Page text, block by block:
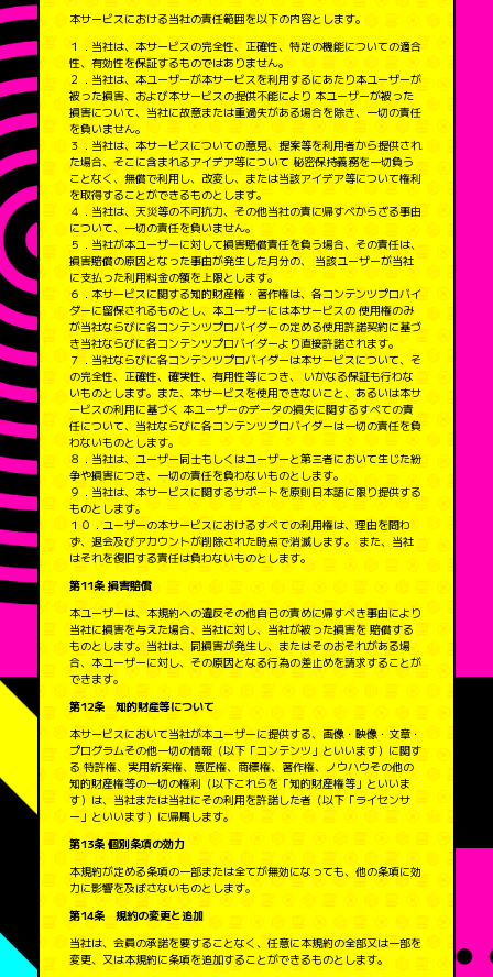
本サービスにおける当社の責任範囲を以下の内容とします。
１．当社は、本サービスの完全性、正確性、特定の機能についての適合
性、有効性を保証するものではありません。
２．当社は、本ユーザーが本サービスを利用するにあたり本ユーザーが
被った損害、および本サービスの提供不能により 本ユーザーが被った
損害について、当社に故意または重過失がある場合を除き、一切の責任
を負いません。
３．当社は、本サービスについての意見、提案等を利用者から提供され
た場合、そこに含まれるアイデア等について 秘密保持義務を一切負う
ことなく、無償で利用し、改変し、または当該アイデア等について権利
を取得することができるものとします。
４．当社は、天災等の不可抗力、その他当社の責に帰すべからざる事由
について、一切の責任を負いません。
５．当社が本ユーザーに対して損害賠償責任を負う場合、その責任は、
損害賠償の原因となった事由が発生した月分の、 当該ユーザーが当社
に支払った利用料金の額を上限とします。
６．本サービスに関する知的財産権・著作権は、各コンテンツプロバイ
ダーに留保されるものとし、本ユーザーには本サービスの 使用権のみ
が当社ならびに各コンテンツプロバイダーの定める使用許諾契約に基づ
き当社ならびに各コンテンツプロバイダーより直接許諾されます。
７．当社ならびに各コンテンツプロバイダーは本サービスについて、そ
の完全性、正確性、確実性、有用性等につき、 いかなる保証も行わな
いものとします。また、本サービスを使用できないこと、あるいは本サ
ービスの利用に基づく 本ユーザーのデータの損失に関するすべての責
任について、当社ならびに各コンテンツプロバイダーは一切の責任を負
わないものとします。
８．当社は、ユーザー同士もしくはユーザーと第三者において生じた紛
争や損害につき、一切の責任を負わないものとします。
９．当社は、本サービスに関するサポートを原則日本語に限り提供する
ものとします。
１０．ユーザーの本サービスにおけるすべての利用権は、理由を問わ
ず、退会及びアカウントが削除された時点で消滅します。 また、当社
はそれを復旧する責任は負わないものとします。
第11条 損害賠償
本ユーザーは、本規約への違反その他自己の責めに帰すべき事由により
当社に損害を与えた場合、当社に対し、当社が被った損害を 賠償する
ものとします。当社は、同損害が発生し、またはそのおそれがある場
合、本ユーザーに対し、その原因となる行為の差止めを請求することが
できます。
第12条 知的財産等について
本サービスにおいて当社が本ユーザーに提供する、画像・映像・文章・
プログラムその他一切の情報（以下「コンテンツ」といいます）に関す
る 特許権、実用新案権、意匠権、商標権、著作権、ノウハウその他の
知的財産権等の一切の権利（以下これらを「知的財産権等」といいま
す）は、当社または当社にその利用を許諾した者（以下「ライセンサ
ー」といいます）に帰属します。
第13条 個別条項の効力
本規約が定める条項の一部または全てが無効になっても、他の条項に効
力に影響を及ぼさないものとします。
第14条 規約の変更と追加
当社は、会員の承諾を要することなく、任意に本規約の全部又は一部を
変更、又は本規約に条項を追加することができるものとします。